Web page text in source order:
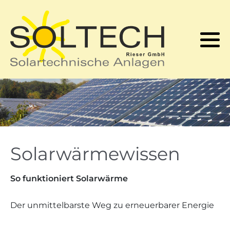
Solarwärmewissen
So funktioniert Solarwärme
Der unmittelbarste Weg zu erneuerbarer Energie
Kontakt
Login
Referenzen
Solarwärmewissen
Produkte
Förderung
Solarstromwissen
Förderung
Produkte
Solarstromspeicher